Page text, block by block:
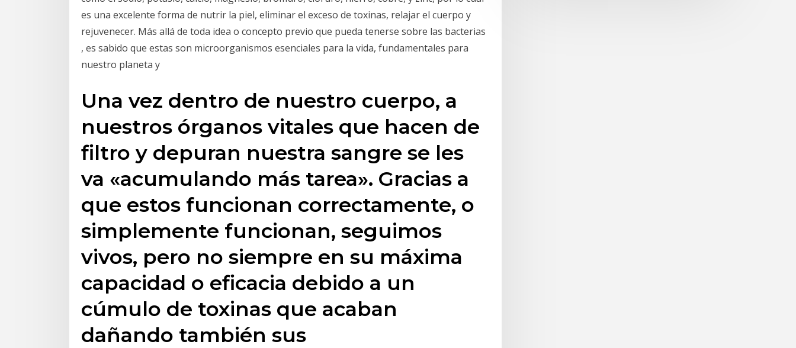
es una excelente forma de nutrir la piel, eliminar el exceso de toxinas, relajar el cuerpo y
rejuvenecer. Más allá de toda idea o concepto previo que pueda tenerse sobre las bacterias
, es sabido que estas son microorganismos esenciales para la vida, fundamentales para
nuestro planeta y
Una vez dentro de nuestro cuerpo, a
nuestros órganos vitales que hacen de
filtro y depuran nuestra sangre se les
va «acumulando más tarea». Gracias a
que estos funcionan correctamente, o
simplemente funcionan, seguimos
vivos, pero no siempre en su máxima
capacidad o eficacia debido a un
cúmulo de toxinas que acaban
dañando también sus